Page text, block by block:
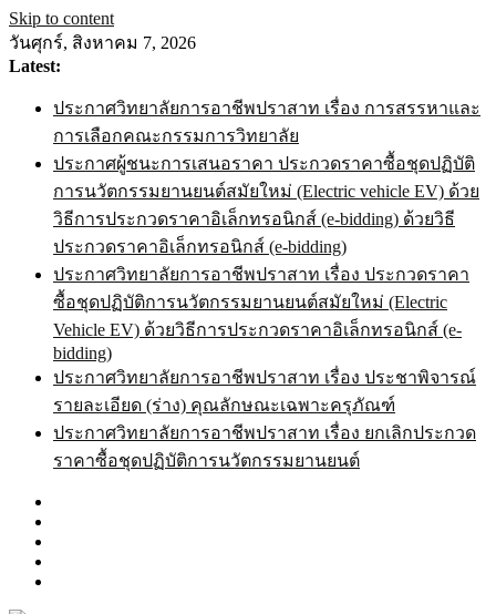
Skip to content
วันศุกร์, สิงหาคม 7, 2026
Latest:
ประกาศวิทยาลัยการอาชีพปราสาท เรื่อง การสรรหาและ
การเลือกคณะกรรมการวิทยาลัย
ประกาศผู้ชนะการเสนอราคา ประกวดราคาซื้อชุดปฏิบัติ
การนวัตกรรมยานยนต์สมัยใหม่ (Electric vehicle EV) ด้วย
วิธีการประกวดราคาอิเล็กทรอนิกส์ (e-bidding) ด้วยวิธี
ประกวดราคาอิเล็กทรอนิกส์ (e-bidding)
ประกาศวิทยาลัยการอาชีพปราสาท เรื่อง ประกวดราคา
ซื้อชุดปฏิบัติการนวัตกรรมยานยนต์สมัยใหม่ (Electric
Vehicle EV) ด้วยวิธีการประกวดราคาอิเล็กทรอนิกส์ (e-
bidding)
ประกาศวิทยาลัยการอาชีพปราสาท เรื่อง ประชาพิจารณ์
รายละเอียด (ร่าง) คุณลักษณะเฉพาะครุภัณฑ์
ประกาศวิทยาลัยการอาชีพปราสาท เรื่อง ยกเลิกประกวด
ราคาซื้อชุดปฏิบัติการนวัตกรรมยานยนต์